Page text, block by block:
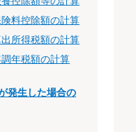
険料控除額の計算
出所得税額の計算
調年税額の計算
発生した場合の